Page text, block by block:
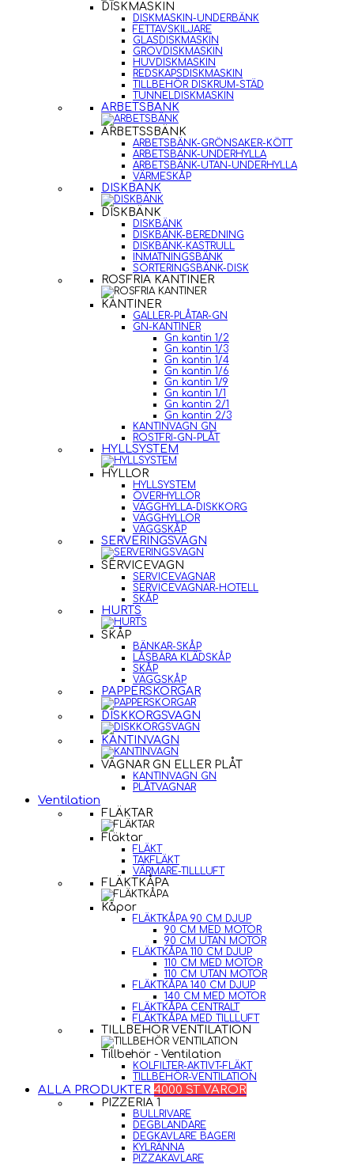
DISKMASKIN
DISKMASKIN-UNDERBÄNK
FETTAVSKILJARE
GLASDISKMASKIN
GROVDISKMASKIN
HUVDISKMASKIN
REDSKAPSDISKMASKIN
TILLBEHÖR DISKRUM-STÄD
TUNNELDISKMASKIN
ARBETSBÄNK
ARBETSSBÄNK
ARBETSBÄNK-GRÖNSAKER-KÖTT
ARBETSBÄNK-UNDERHYLLA
ARBETSBÄNK-UTAN-UNDERHYLLA
VÄRMESKÅP
DISKBÄNK
DISKBÄNK
DISKBÄNK
DISKBÄNK-BEREDNING
DISKBÄNK-KASTRULL
INMATNINGSBÄNK
SORTERINGSBÄNK-DISK
ROSFRIA KANTINER
KANTINER
GALLER-PLÅTAR-GN
GN-KANTINER
Gn kantin 1/2
Gn kantin 1/3
Gn kantin 1/4
Gn kantin 1/6
Gn kantin 1/9
Gn kantin 1/1
Gn kantin 2/1
Gn kantin 2/3
KANTINVAGN GN
ROSTFRI-GN-PLÅT
HYLLSYSTEM
HYLLOR
HYLLSYSTEM
ÖVERHYLLOR
VÄGGHYLLA-DISKKORG
VÄGGHYLLOR
VÄGGSKÅP
SERVERINGSVAGN
SERVICEVAGN
SERVICEVAGNAR
SERVICEVAGNAR-HOTELL
SKÅP
HURTS
SKÅP
BÄNKAR-SKÅP
LÅSBARA KLÄDSKÅP
SKÅP
VÄGGSKÅP
PAPPERSKORGAR
DISKKORGSVAGN
KANTINVAGN
VAGNAR GN ELLER PLÅT
KANTINVAGN GN
PLÅTVAGNAR
Ventilation
FLÄKTAR
Fläktar
FLÄKT
TAKFLÄKT
VÄRMARE-TILLLUFT
FLÄKTKÅPA
Kåpor
FLÄKTKÅPA 90 CM DJUP
90 CM MED MOTOR
90 CM UTAN MOTOR
FLÄKTKÅPA 110 CM DJUP
110 CM MED MOTOR
110 CM UTAN MOTOR
FLÄKTKÅPA 140 CM DJUP
140 CM MED MOTOR
FLÄKTKÅPA CENTRALT
FLÄKTKÅPA MED TILLLUFT
TILLBEHÖR VENTILATION
Tillbehör - Ventilation
KOLFILTER-AKTIVT-FLÄKT
TILLBEHÖR-VENTILATION
ALLA PRODUKTER 4000 ST VAROR
PIZZERIA 1
BULLRIVARE
DEGBLANDARE
DEGKAVLARE BAGERI
KYLRÄNNA
PIZZAKAVLARE